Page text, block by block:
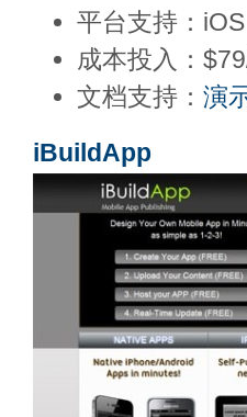
平台支持：
成本投入：
文档支持： 演
iBuildApp